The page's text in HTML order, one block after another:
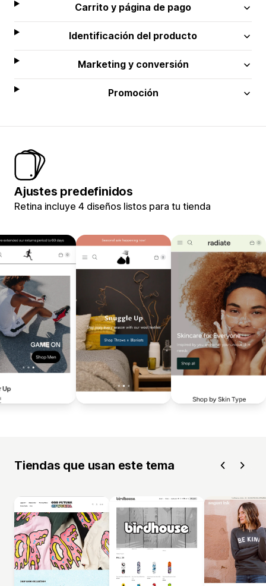
Carrito y página de pago
Identificación del producto
Marketing y conversión
Promoción
Ajustes predefinidos
Retina incluye 4 diseños listos para tu tienda
Tiendas que usan este tema